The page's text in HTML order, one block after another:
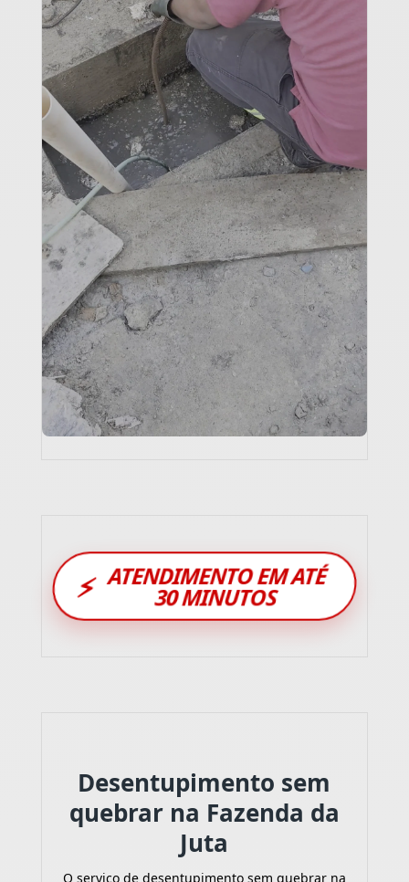
⚡ ATENDIMENTO EM ATÉ
30 MINUTOS
Desentupimento sem
quebrar na Fazenda da
Juta
O serviço de desentupimento sem quebrar na